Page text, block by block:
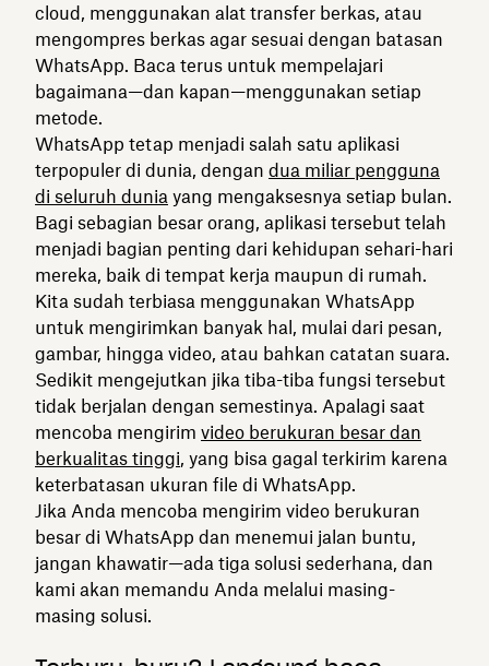
cloud, menggunakan alat transfer berkas, atau
mengompres berkas agar sesuai dengan batasan
WhatsApp. Baca terus untuk mempelajari
bagaimana—dan kapan—menggunakan setiap
metode.
WhatsApp tetap menjadi salah satu aplikasi
terpopuler di dunia, dengan dua miliar pengguna
di seluruh dunia yang mengaksesnya setiap bulan.
Bagi sebagian besar orang, aplikasi tersebut telah
menjadi bagian penting dari kehidupan sehari-hari
mereka, baik di tempat kerja maupun di rumah.
Kita sudah terbiasa menggunakan WhatsApp
untuk mengirimkan banyak hal, mulai dari pesan,
gambar, hingga video, atau bahkan catatan suara.
Sedikit mengejutkan jika tiba-tiba fungsi tersebut
tidak berjalan dengan semestinya. Apalagi saat
mencoba mengirim video berukuran besar dan
berkualitas tinggi, yang bisa gagal terkirim karena
keterbatasan ukuran file di WhatsApp.
Jika Anda mencoba mengirim video berukuran
besar di WhatsApp dan menemui jalan buntu,
jangan khawatir—ada tiga solusi sederhana, dan
kami akan memandu Anda melalui masing-
masing solusi.